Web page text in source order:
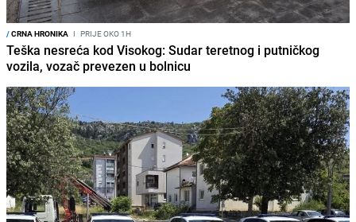
/CRNA HRONIKA I PRIJE OKO 1H
Teška nesreća kod Visokog: Sudar teretnog i putničkog
vozila, vozač prevezen u bolnicu